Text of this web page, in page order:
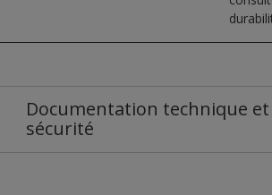
Documentation technique et
sécurité